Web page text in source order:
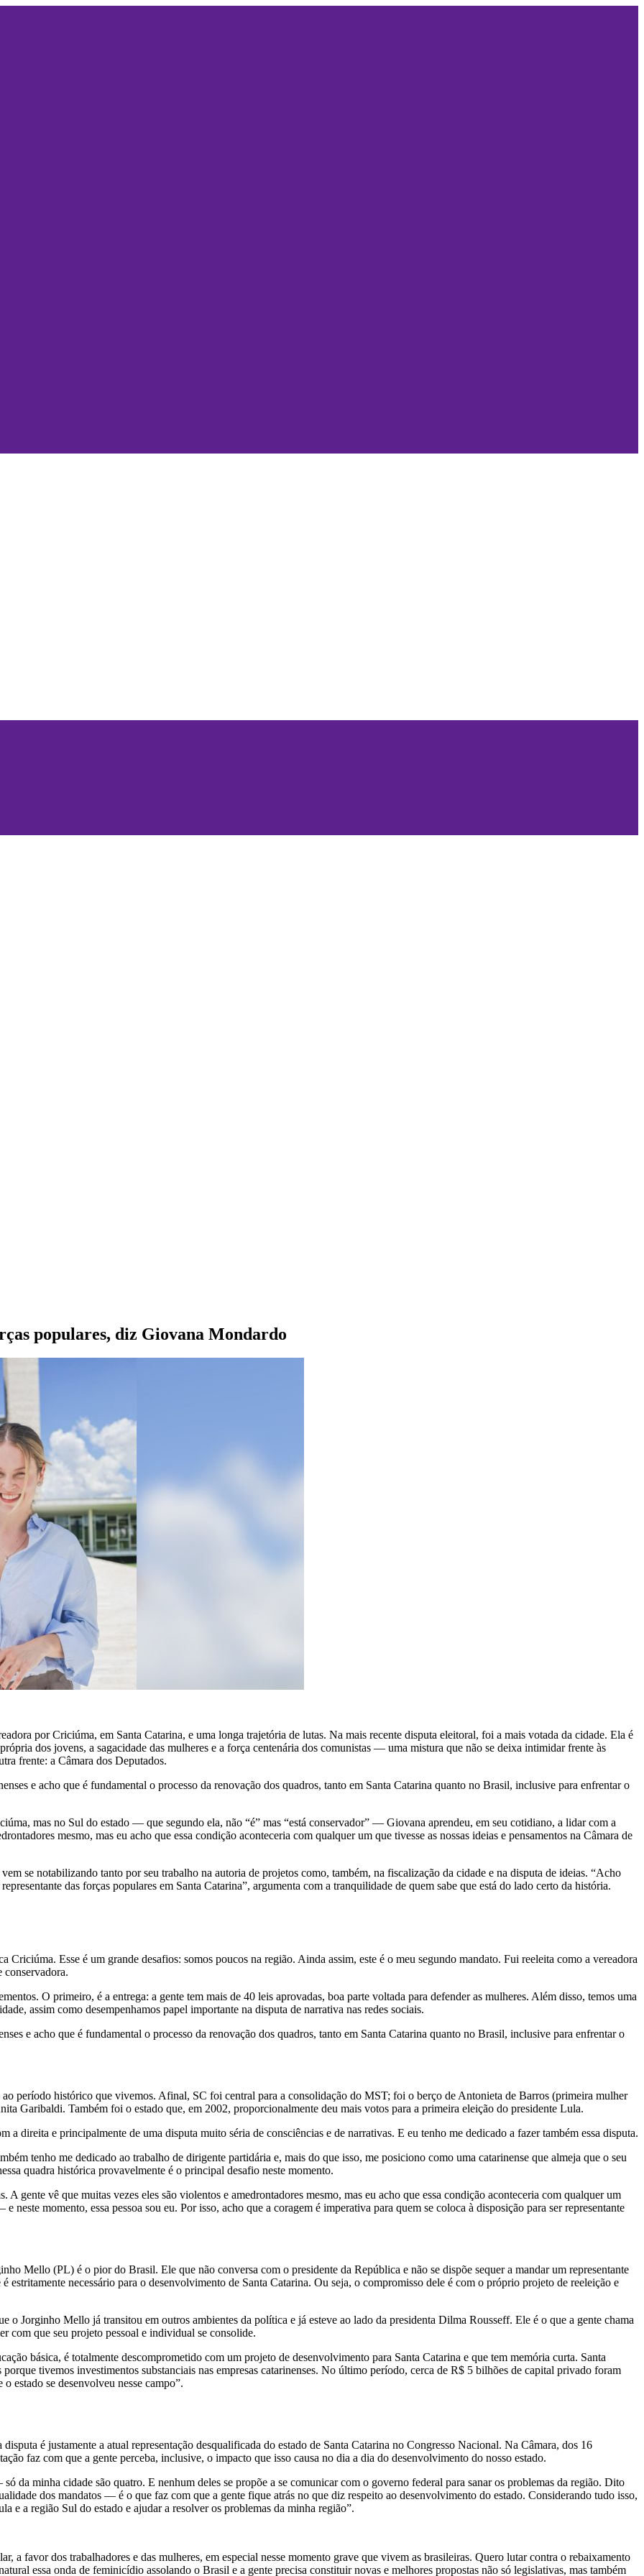
populares, diz Giovana Mondardo
por Criciúma, em Santa Catarina, e uma longa trajetória de lutas. Na mais recente disputa eleitoral, foi a mais votada da cidade. Ela é
dos jovens, a sagacidade das mulheres e a força centenária dos comunistas — uma mistura que não se deixa intimidar frente às
frente: a Câmara dos Deputados.
e acho que é fundamental o processo da renovação dos quadros, tanto em Santa Catarina quanto no Brasil, inclusive para enfrentar o
mas no Sul do estado — que segundo ela, não “é” mas “está conservador” — Giovana aprendeu, em seu cotidiano, a lidar com a
mesmo, mas eu acho que essa condição aconteceria com qualquer um que tivesse as nossas ideias e pensamentos na Câmara de
se notabilizando tanto por seu trabalho na autoria de projetos como, também, na fiscalização da cidade e na disputa de ideias. “Acho
das forças populares em Santa Catarina”, argumenta com a tranquilidade de quem sabe que está do lado certo da história.
Criciúma. Esse é um grande desafios: somos poucos na região. Ainda assim, este é o meu segundo mandato. Fui reeleita como a vereadora
conservadora.
O primeiro, é a entrega: a gente tem mais de 40 leis aprovadas, boa parte voltada para defender as mulheres. Além disso, temos uma
assim como desempenhamos papel importante na disputa de narrativa nas redes sociais.
e acho que é fundamental o processo da renovação dos quadros, tanto em Santa Catarina quanto no Brasil, inclusive para enfrentar o
ao período histórico que vivemos. Afinal, SC foi central para a consolidação do MST; foi o berço de Antonieta de Barros (primeira mulher
Garibaldi. Também foi o estado que, em 2002, proporcionalmente deu mais votos para a primeira eleição do presidente Lula.
a direita e principalmente de uma disputa muito séria de consciências e de narrativas. E eu tenho me dedicado a fazer também essa disputa.
tenho me dedicado ao trabalho de dirigente partidária e, mais do que isso, me posiciono como uma catarinense que almeja que o seu
quadra histórica provavelmente é o principal desafio neste momento.
gente vê que muitas vezes eles são violentos e amedrontadores mesmo, mas eu acho que essa condição aconteceria com qualquer um
neste momento, essa pessoa sou eu. Por isso, acho que a coragem é imperativa para quem se coloca à disposição para ser representante
Mello (PL) é o pior do Brasil. Ele que não conversa com o presidente da República e não se dispõe sequer a mandar um representante
estritamente necessário para o desenvolvimento de Santa Catarina. Ou seja, o compromisso dele é com o próprio projeto de reeleição e
o Jorginho Mello já transitou em outros ambientes da política e já esteve ao lado da presidenta Dilma Rousseff. Ele é o que a gente chama
com que seu projeto pessoal e individual se consolide.
básica, é totalmente descomprometido com um projeto de desenvolvimento para Santa Catarina e que tem memória curta. Santa
tivemos investimentos substanciais nas empresas catarinenses. No último período, cerca de R$ 5 bilhões de capital privado foram
estado se desenvolveu nesse campo”.
é justamente a atual representação desqualificada do estado de Santa Catarina no Congresso Nacional. Na Câmara, dos 16
faz com que a gente perceba, inclusive, o impacto que isso causa no dia a dia do desenvolvimento do nosso estado.
da minha cidade são quatro. E nenhum deles se propõe a se comunicar com o governo federal para sanar os problemas da região. Dito
dos mandatos — é o que faz com que a gente fique atrás no que diz respeito ao desenvolvimento do estado. Considerando tudo isso,
e a região Sul do estado e ajudar a resolver os problemas da minha região”.
a favor dos trabalhadores e das mulheres, em especial nesse momento grave que vivem as brasileiras. Quero lutar contra o rebaixamento
essa onda de feminicídio assolando o Brasil e a gente precisa constituir novas e melhores propostas não só legislativas, mas também